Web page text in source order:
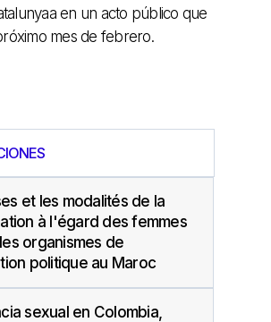
en un acto público que
mes de febrero.
et les modalités de la
à l'égard des femmes
organismes de
politique au Maroc
sexual en Colombia,